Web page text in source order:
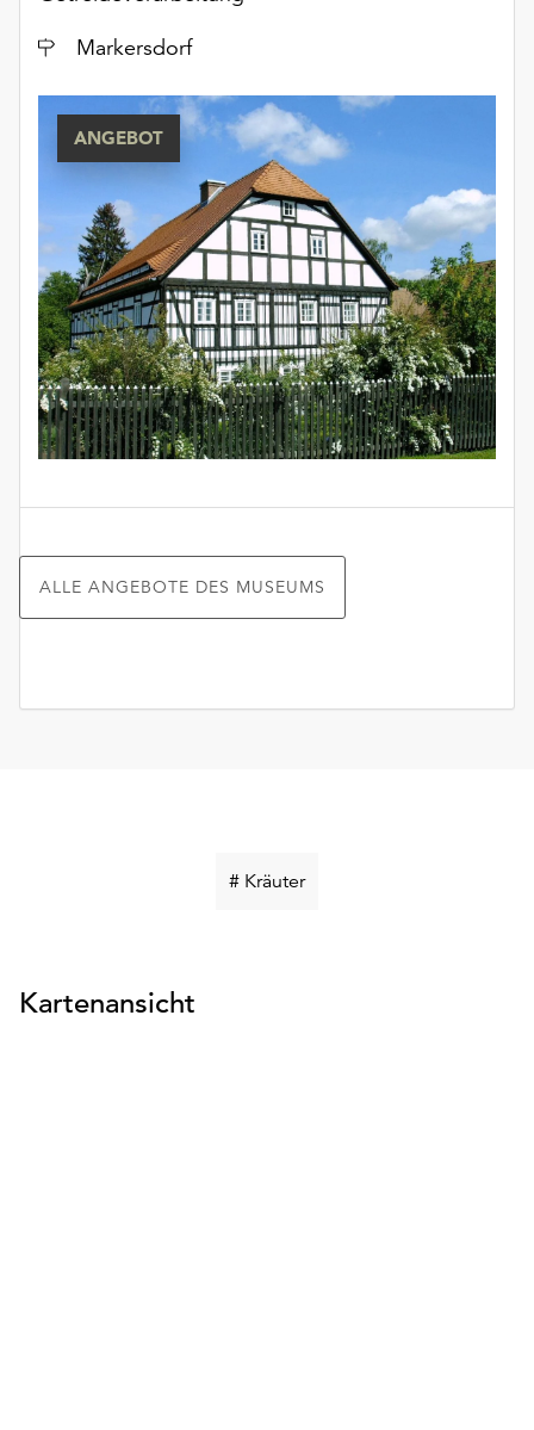
Ort
Markersdorf
ANGEBOT
ALLE ANGEBOTE DES MUSEUMS
# KräuterSchlüsselwort
Kartenansicht